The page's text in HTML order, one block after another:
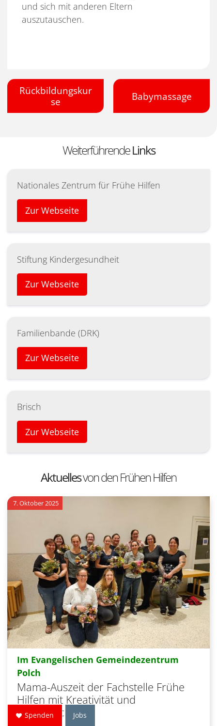
und sich mit anderen Eltern
auszutauschen.
Rückbildungskur
se
Babymassage
WeiterführendeLinks
Nationales Zentrum für Frühe Hilfen
Zur Webseite
Stiftung Kindergesundheit
Zur Webseite
Familienbande (DRK)
Zur Webseite
Brisch
Zur Webseite
Aktuellesvon den Frühen Hilfen
Im Evangelischen Gemeindezentrum
Polch
Mama-Auszeit der Fachstelle Frühe
Hilfen mit Kreativität und
Gemeinschaft
7. Oktober 2025
Spenden Jobs